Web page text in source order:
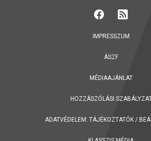
IMPRESSZUM
ÁSZF
MÉDIAAJÁNLAT
HOZZÁSZÓLÁSI
ADATVÉDELEM: TÁJÉKOZTATÓK /